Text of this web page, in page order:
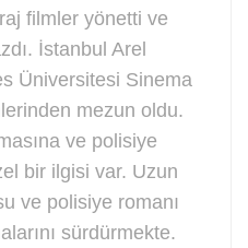
filmler yönetti ve
İstanbul Arel
Üniversitesi Sinema
mezun oldu.
ve polisiye
bir ilgisi var. Uzun
ve polisiye romanı
sürdürmekte.